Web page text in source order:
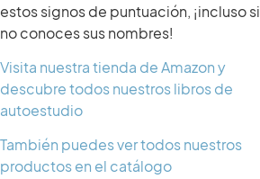
estos signos de puntuación, ¡incluso si
no conoces sus nombres!
Visita nuestra tienda de Amazon y
descubre todos nuestros libros de
autoestudio
También puedes ver todos nuestros
productos en el catálogo